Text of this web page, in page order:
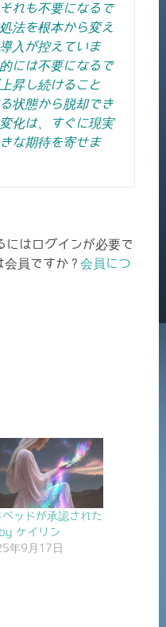
れも不要になるで
法を根本から変え
入が控えていま
には不要になるで
昇し続けること
状態から脱却でき
化は、すぐに現実
な期待を寄せま
にはログインが必要で
会員ですか ? 会員につ
ベッドが承認された
ケイリン
年9月17日